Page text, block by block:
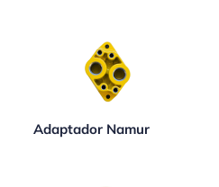
Adaptador Namur